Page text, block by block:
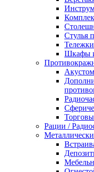
Стулья
Шкафы
Рации /